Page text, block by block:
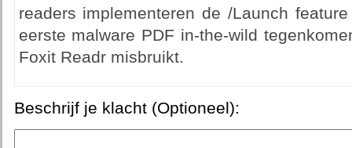
readers implementeren de /Launch
eerste malware PDF in-the-wild
Foxit Readr misbruikt.
Beschrijf je klacht (Optioneel):